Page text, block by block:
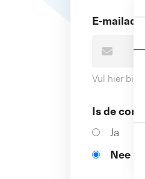
E-
Vul hier bij
Is de
Ja
Nee